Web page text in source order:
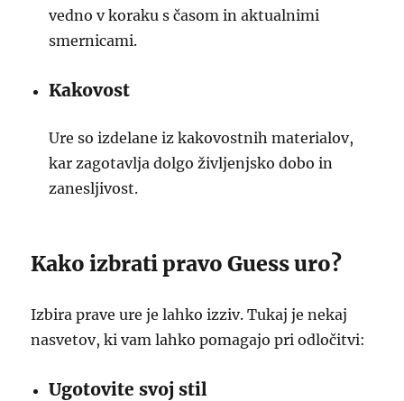
vedno v koraku s časom in aktualnimi
smernicami.
Kakovost
Ure so izdelane iz kakovostnih materialov,
kar zagotavlja dolgo življenjsko dobo in
zanesljivost.
Kako izbrati pravo Guess uro?
Izbira prave ure je lahko izziv. Tukaj je nekaj
nasvetov, ki vam lahko pomagajo pri odločitvi:
Ugotovite svoj stil